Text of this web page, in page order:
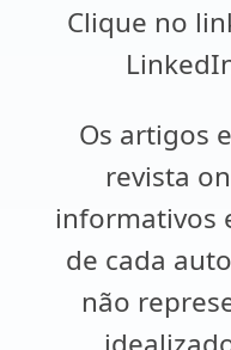
Clique no
Os artigos
revista
informativos
de cada
não